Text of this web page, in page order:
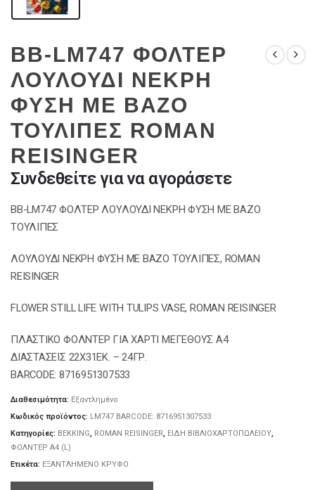
BB-LM747 ΦΟΛΤΕΡ
ΛΟΥΛΟΥΔΙ ΝΕΚΡΗ
ΦΥΣΗ ΜΕ ΒΑΖΟ
ΤΟΥΛΙΠΕΣ ROMAN
REISINGER
Συνδεθείτε για να αγοράσετε
BB-LM747 ΦΟΛΤΕΡ ΛΟΥΛΟΥΔΙ ΝΕΚΡΗ ΦΥΣΗ ΜΕ ΒΑΖΟ
ΤΟΥΛΙΠΕΣ
ΛΟΥΛΟΥΔΙ ΝΕΚΡΗ ΦΥΣΗ ΜΕ ΒΑΖΟ ΤΟΥΛΙΠΕΣ, ROMAN
REISINGER
FLOWER STILL LIFE WITH TULIPS VASE, ROMAN REISINGER
ΠΛΑΣΤΙΚΟ ΦΟΛΝΤΕΡ ΓΙΑ ΧΑΡΤΙ ΜΕΓΕΘΟΥΣ Α4
ΔΙΑΣΤΑΣΕΙΣ 22X31EΚ. – 24ΓΡ.
BARCODE: 8716951307533
Διαθεσιμότητα: Εξαντλημένο
Κωδικός προϊόντος: LM747 BARCODE: 8716951307533
Κατηγορίες: BEKKING, ROMAN REISINGER, ΕΙΔΗ ΒΙΒΛΙΟΧΑΡΤΟΠΩΛΕΙΟΥ,
ΦΟΛΝΤΕΡ Α4 (L)
Ετικέτα: ΕΞΑΝΤΛΗΜΕΝΟ ΚΡΥΦΟ